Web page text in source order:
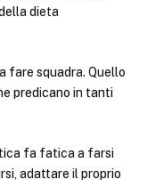
dieta
fare squadra. Quello
predicano in tanti
fa fatica a farsi
adattare il proprio